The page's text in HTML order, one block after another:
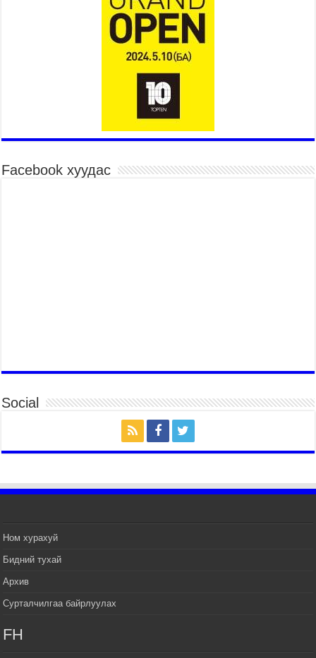
2026 оны 7 сар 15 / 11 цаг 03 минут
Төв цэнгэлдэхийн эргэн тойронд
2026 оны 7 сар 15 / 10 цаг 58 минут
Үндэсний их баяр наадмын шагайн харваа
насанд хүрэгчдийн багийн харваагаар
Үндэсний их баяр наадмын хүчит бөхийн
ТӨРИЙН ДАЛБААНЫ ӨДӨРТ ЗОРИУЛСАН
2026 оны 7 сар 14 / 17 цаг 47 минут
Өв соёлоо тээж яваа уяачдын галаар УИХ-ын
дарга С.Бямбацогт зочлон баяр хүргэв
2026 оны 7 сар 14 / 17 цаг 40 минут
наадмын нээлтэд оролцон, сурын талбай,
шагайн асарт зочиллоо
Монгол Улсын Их Хурлын дарга С.Бямбацогт
баяр наадмын мэндчилгээ дэвшүүлэв
2026 оны 7 сар 14 / 17 цаг 09 минут
УИХ-ын дарга С.Бямбацогт БНХАУ-аас Монгол
хүлээн авч уулзав
Facebook хуудас
Social
Ном хурахуй
Бидний тухай
Архив
Сурталчилгаа байрлуулах
FH